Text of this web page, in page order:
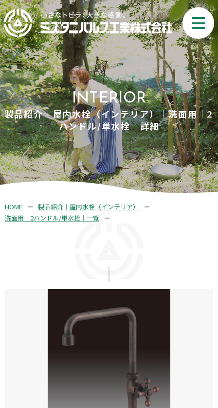
INTERIOR
製品紹介｜屋内水栓（インテリア）｜洗面用｜2
ハンドル/単水栓｜詳細
HOME
製品紹介｜屋内水栓（インテリア）
洗面用｜2ハンドル/単水栓｜一覧